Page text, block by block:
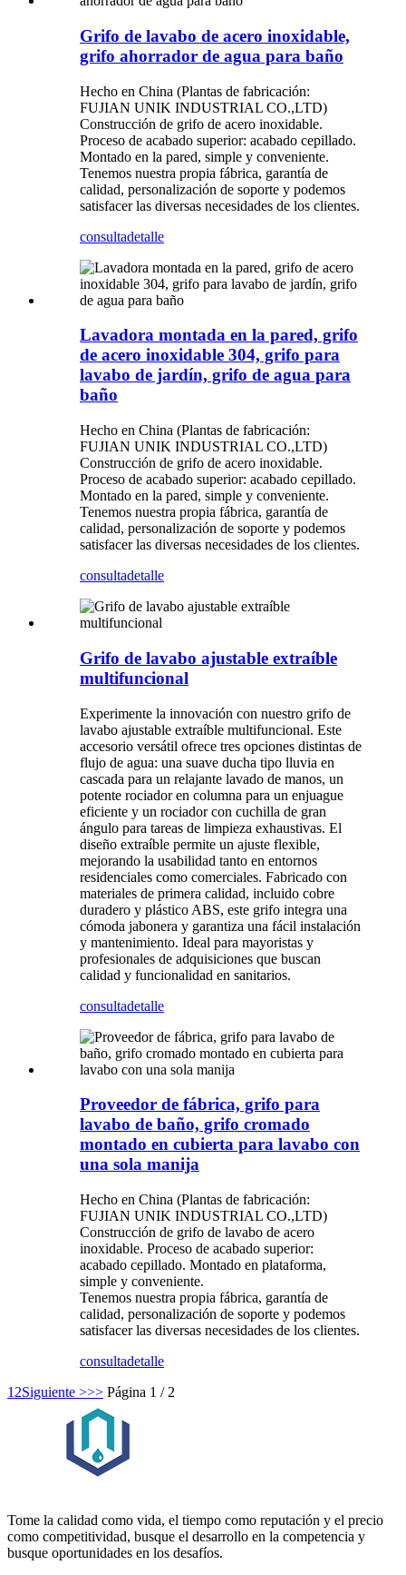
Grifo de lavabo de acero inoxidable,
grifo ahorrador de agua para baño
Hecho en China (Plantas de fabricación:
FUJIAN UNIK INDUSTRIAL CO.,LTD)
Construcción de grifo de acero inoxidable.
Proceso de acabado superior: acabado cepillado.
Montado en la pared, simple y conveniente.
Tenemos nuestra propia fábrica, garantía de
calidad, personalización de soporte y podemos
satisfacer las diversas necesidades de los clientes.
consultadetalle
Lavadora montada en la pared, grifo
de acero inoxidable 304, grifo para
lavabo de jardín, grifo de agua para
baño
Hecho en China (Plantas de fabricación:
FUJIAN UNIK INDUSTRIAL CO.,LTD)
Construcción de grifo de acero inoxidable.
Proceso de acabado superior: acabado cepillado.
Montado en la pared, simple y conveniente.
Tenemos nuestra propia fábrica, garantía de
calidad, personalización de soporte y podemos
satisfacer las diversas necesidades de los clientes.
consultadetalle
Grifo de lavabo ajustable extraíble
multifuncional
Experimente la innovación con nuestro grifo de
lavabo ajustable extraíble multifuncional. Este
accesorio versátil ofrece tres opciones distintas de
flujo de agua: una suave ducha tipo lluvia en
cascada para un relajante lavado de manos, un
potente rociador en columna para un enjuague
eficiente y un rociador con cuchilla de gran
ángulo para tareas de limpieza exhaustivas. El
diseño extraíble permite un ajuste flexible,
mejorando la usabilidad tanto en entornos
residenciales como comerciales. Fabricado con
materiales de primera calidad, incluido cobre
duradero y plástico ABS, este grifo integra una
cómoda jabonera y garantiza una fácil instalación
y mantenimiento. Ideal para mayoristas y
profesionales de adquisiciones que buscan
calidad y funcionalidad en sanitarios.
consultadetalle
Proveedor de fábrica, grifo para
lavabo de baño, grifo cromado
montado en cubierta para lavabo con
una sola manija
Hecho en China (Plantas de fabricación:
FUJIAN UNIK INDUSTRIAL CO.,LTD)
Construcción de grifo de lavabo de acero
inoxidable. Proceso de acabado superior:
acabado cepillado. Montado en plataforma,
simple y conveniente.
Tenemos nuestra propia fábrica, garantía de
calidad, personalización de soporte y podemos
satisfacer las diversas necesidades de los clientes.
consultadetalle
1 2Siguiente >>> Página 1 / 2
Tome la calidad como vida, el tiempo como reputación y el precio
como competitividad, busque el desarrollo en la competencia y
busque oportunidades en los desafíos.